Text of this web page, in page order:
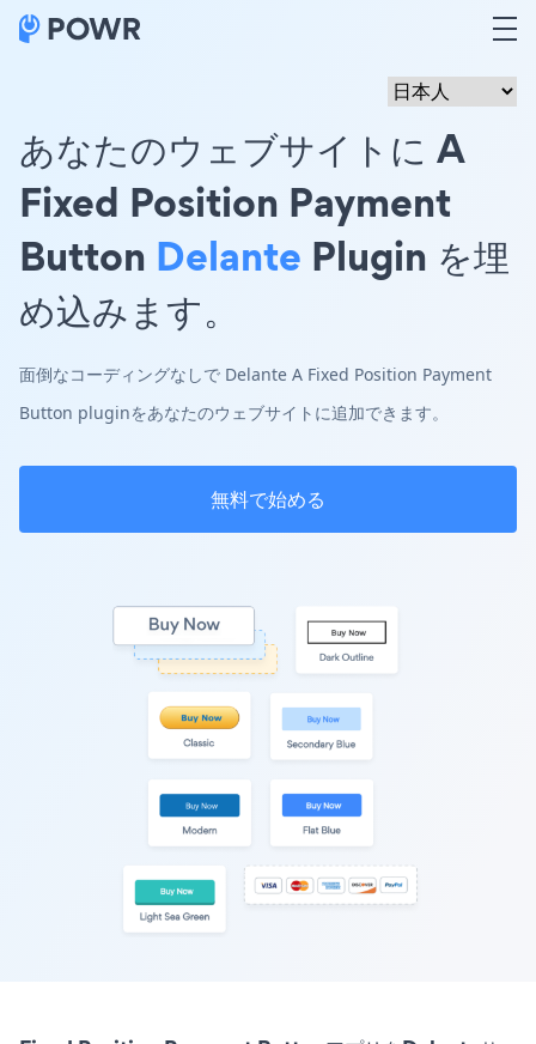
あなたのウェブサイトに A
Fixed Position Payment
Button Delante Plugin を埋
め込みます。
面倒なコーディングなしで Delante A Fixed Position Payment
Button pluginをあなたのウェブサイトに追加できます。
無料で始める